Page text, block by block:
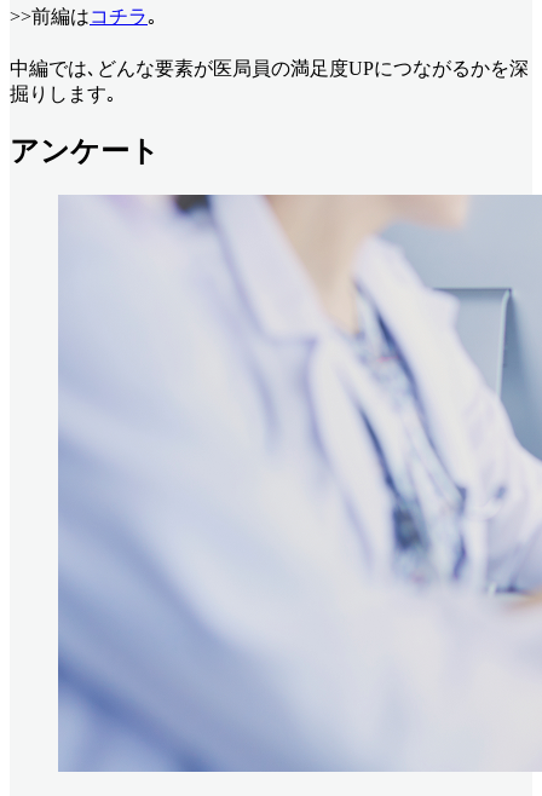
>>前編はコチラ｡
中編では､どんな要素が医局員の満足度UPにつながるかを深
掘りします｡
アンケート